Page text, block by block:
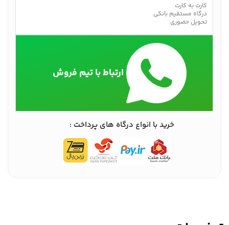
کارت به کارت
درگاه مستقیم بانکی
تحویل حضوری
ارتباط با تیم فروش
خرید با انواع درگاه های پرداخت :